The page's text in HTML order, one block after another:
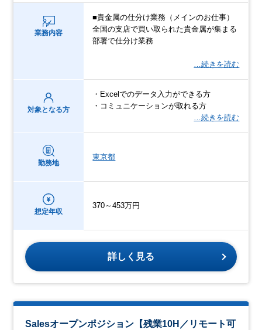
業務内容
■貴金属の仕分け業務（メインのお仕事）
全国の支店で買い取られた貴金属が集まる
部署で仕分け業務
…続きを読む
対象となる方
・Excelでのデータ入力ができる方
・コミュニケーションが取れる方
…続きを読む
勤務地
東京都
想定年収
370～453万円
詳しく見る
Salesオープンポジション【残業10H／リモート可